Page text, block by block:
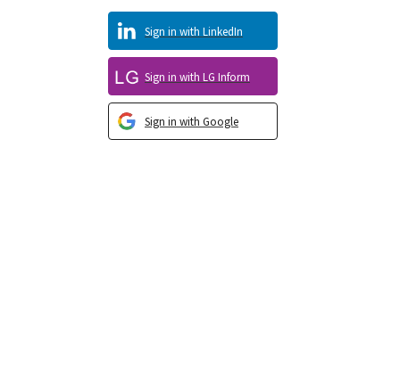
Sign in with Google
Sign in with LG Inform
Sign in with LinkedIn